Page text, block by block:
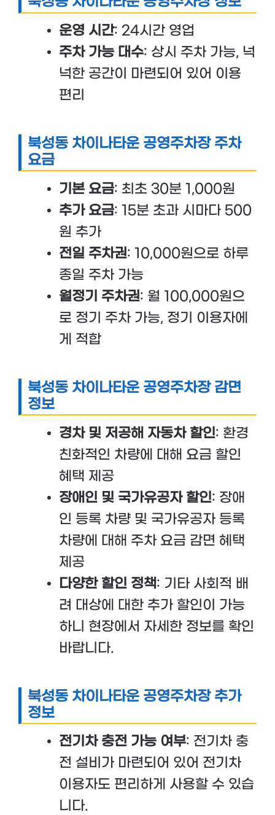
운영 시간: 24시간 영업
주차 가능 대수: 상시 주차 가능, 넉
넉한 공간이 마련되어 있어 이용
편리
북성동 차이나타운 공영주차장 주차
요금
기본 요금: 최초 30분 1,000원
추가 요금: 15분 초과 시마다 500
원 추가
전일 주차권: 10,000원으로 하루
종일 주차 가능
월정기 주차권: 월 100,000원으
로 정기 주차 가능, 정기 이용자에
게 적합
북성동 차이나타운 공영주차장 감면
정보
경차 및 저공해 자동차 할인: 환경
친화적인 차량에 대해 요금 할인
혜택 제공
장애인 및 국가유공자 할인: 장애
인 등록 차량 및 국가유공자 등록
차량에 대해 주차 요금 감면 혜택
제공
다양한 할인 정책: 기타 사회적 배
려 대상에 대한 추가 할인이 가능
하니 현장에서 자세한 정보를 확인
바랍니다.
북성동 차이나타운 공영주차장 추가
정보
전기차 충전 가능 여부: 전기차 충
전 설비가 마련되어 있어 전기차
이용자도 편리하게 사용할 수 있습
니다.